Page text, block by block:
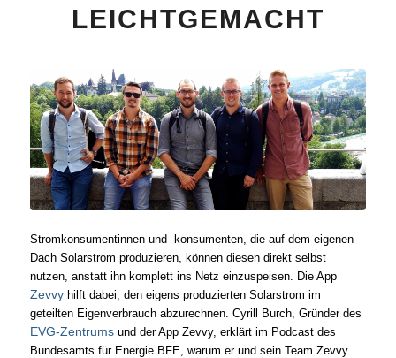
LEICHTGEMACHT
Stromkonsumentinnen und -konsumenten, die auf dem eigenen
Dach Solarstrom produzieren, können diesen direkt selbst
nutzen, anstatt ihn komplett ins Netz einzuspeisen. Die App
Zevvyhilft dabei, den eigens produzierten Solarstrom im
geteilten Eigenverbrauch abzurechnen. Cyrill Burch, Gründer des
EVG-Zentrumsund der App Zevvy, erklärt im Podcast des
Bundesamts für Energie BFE, warum er und sein Team Zevvy